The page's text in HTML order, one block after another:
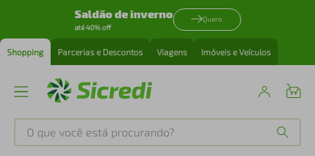
Saldão de inverno
até 40% off
Quero
Shopping Parcerias e Descontos Viagens Imóveis e Veículos
O que você está procurando?